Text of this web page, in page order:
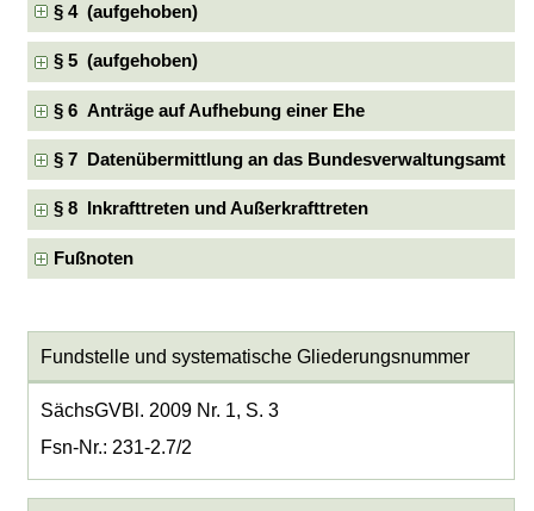
§ 4 (aufgehoben)
§ 5 (aufgehoben)
§ 6 Anträge auf Aufhebung einer Ehe
§ 7 Datenübermittlung an das Bundesverwaltungsamt
§ 8 Inkrafttreten und Außerkrafttreten
Fußnoten
Fundstelle und systematische Gliederungsnummer
SächsGVBl. 2009 Nr. 1, S. 3
Fsn-Nr.: 231-2.7/2